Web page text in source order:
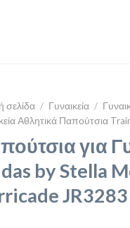
σελίδα / Γυναικεία /
Αθλητικά Παπούτσια
για
by Stella
JR3283